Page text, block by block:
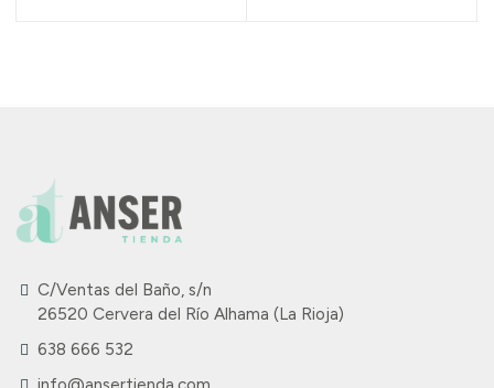
C/Ventas del Baño, s/n
26520 Cervera del Río Alhama (La Rioja)
638 666 532